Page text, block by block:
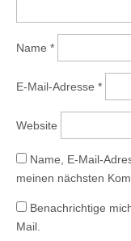
Name *
E-Mail-Adresse *
Website
Name, E-Mail-
meinen nächsten
Benachrichtige
Mail.